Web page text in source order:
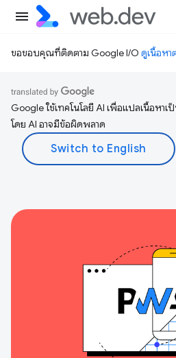
ขอขอบคุณที่ติดตาม Google I/O ดูเนื้อหา
Google ใช้เทคโนโลยี AI เพื่อแปลเนื้อหา
โดย AI อาจมีข้อผิดพลาด